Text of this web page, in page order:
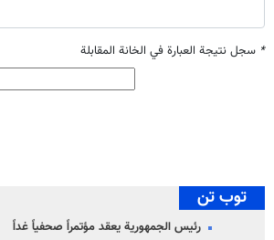
* سجل نتيجة العبارة في الخانة المقابلة
توب تن
رئيس الجمهورية يعقد مؤتمراً صحفياً غداً